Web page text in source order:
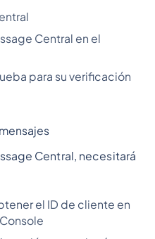
Central en el
para su verificación
Central, necesitará
el ID de cliente en